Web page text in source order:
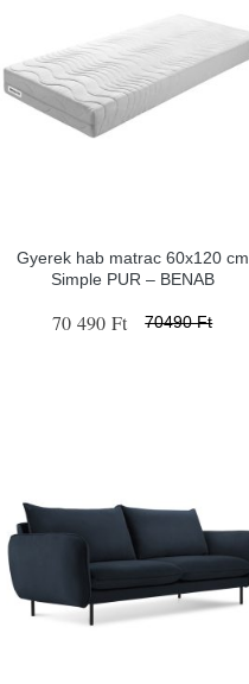
Gyerek hab matrac 60x120 cm
Simple PUR – BENAB
70 490 Ft 70490 Ft